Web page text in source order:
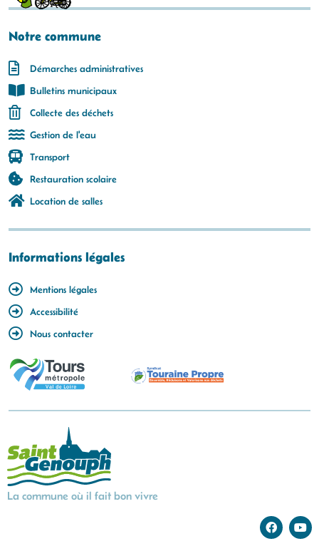
Notre commune
Démarches administratives
Bulletins municipaux
Collecte des déchets
Gestion de l'eau
Transport
Restauration scolaire
Location de salles
Informations légales
Mentions légales
Accessibilité
Nous contacter
La commune où il fait bon vivre